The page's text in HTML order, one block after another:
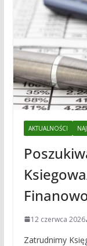
AKTUALNOŚCI
12 czerwca 2026
Zatrudnimy